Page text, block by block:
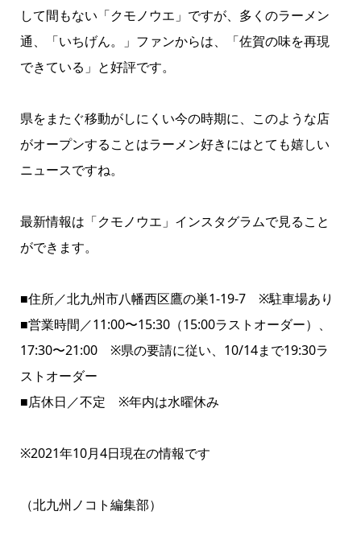
して間もない「クモノウエ」ですが、多くのラーメン
通、「いちげん。」ファンからは、「佐賀の味を再現
できている」と好評です。
県をまたぐ移動がしにくい今の時期に、このような店
がオープンすることはラーメン好きにはとても嬉しい
ニュースですね。
最新情報は 「クモノウエ」インスタグラムで見ること
ができます。
■住所／北九州市八幡西区鷹の巣1-19-7 ※駐車場あり
■営業時間／11:00〜15:30（15:00ラストオーダー）、
17:30〜21:00 ※県の要請に従い、10/14まで19:30ラ
ストオーダー
■店休日／不定 ※年内は水曜休み
※2021年10月4日現在の情報です
（北九州ノコト編集部）